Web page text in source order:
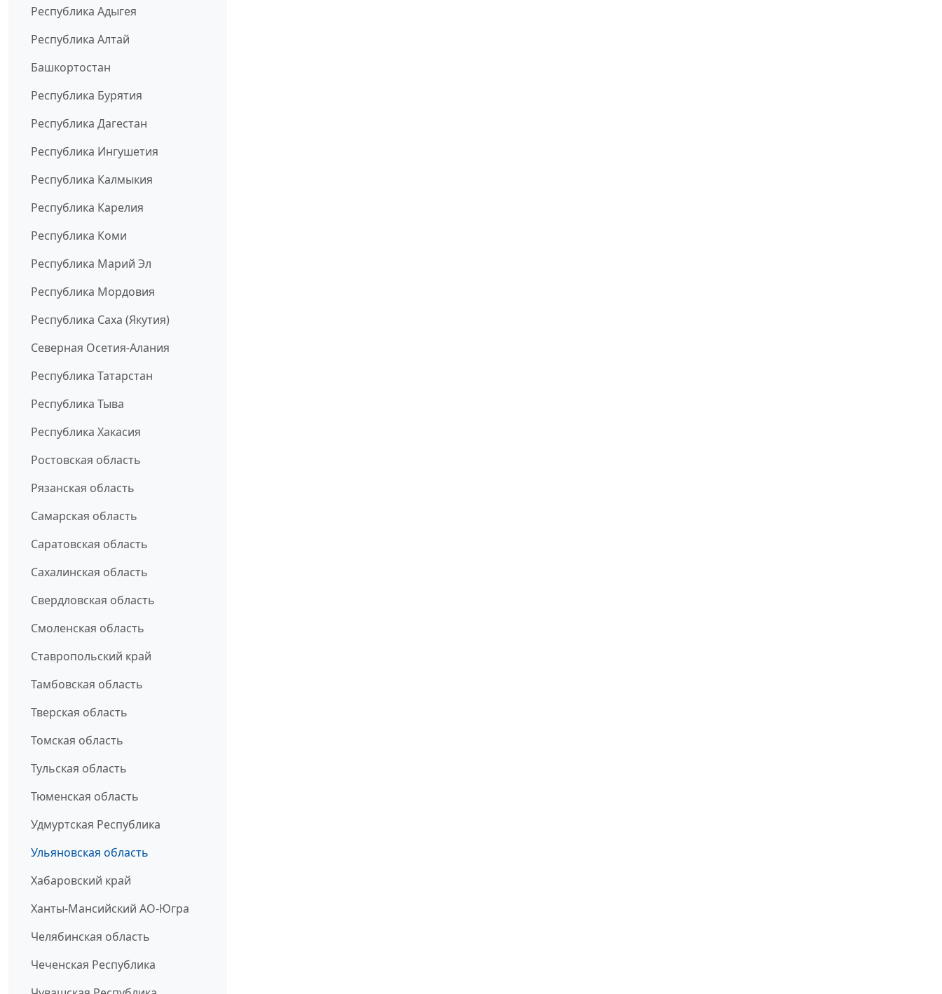
Республика Адыгея
Республика Алтай
Башкортостан
Республика Бурятия
Республика Дагестан
Республика Ингушетия
Республика Калмыкия
Республика Карелия
Республика Коми
Республика Марий Эл
Республика Мордовия
Республика Саха (Якутия)
Северная Осетия-Алания
Республика Татарстан
Республика Тыва
Республика Хакасия
Ростовская область
Рязанская область
Самарская область
Саратовская область
Сахалинская область
Свердловская область
Смоленская область
Ставропольский край
Тамбовская область
Тверская область
Томская область
Тульская область
Тюменская область
Удмуртская Республика
Ульяновская область
Хабаровский край
Ханты-Мансийский АО-Югра
Челябинская область
Чеченская Республика